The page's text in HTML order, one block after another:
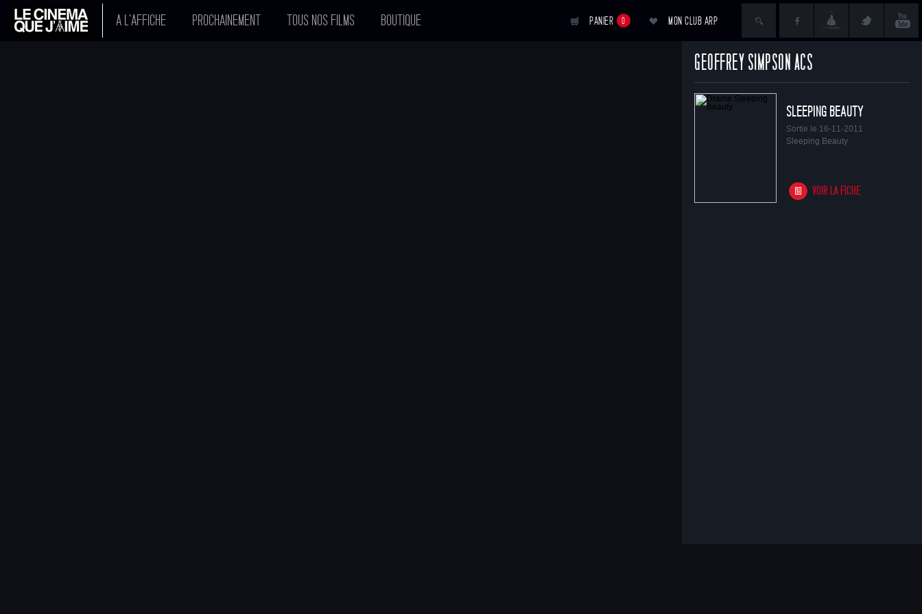
A L'AFFICHE PROCHAINEMENT TOUS NOS FILMS BOUTIQUE MON CLUB ARP
PANIER 0
GEOFFREY SIMPSON ACS
SLEEPING BEAUTY
Sortie le 16-11-2011
Sleeping Beauty
VOIR LA FICHE